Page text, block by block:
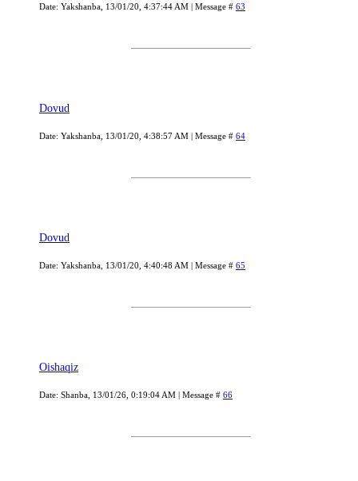
Date: Yakshanba, 13/01/20, 4:37:44 AM | Message # 63
Dovud
Date: Yakshanba, 13/01/20, 4:38:57 AM | Message # 64
Dovud
Date: Yakshanba, 13/01/20, 4:40:48 AM | Message # 65
Oishaqiz
Date: Shanba, 13/01/26, 0:19:04 AM | Message # 66